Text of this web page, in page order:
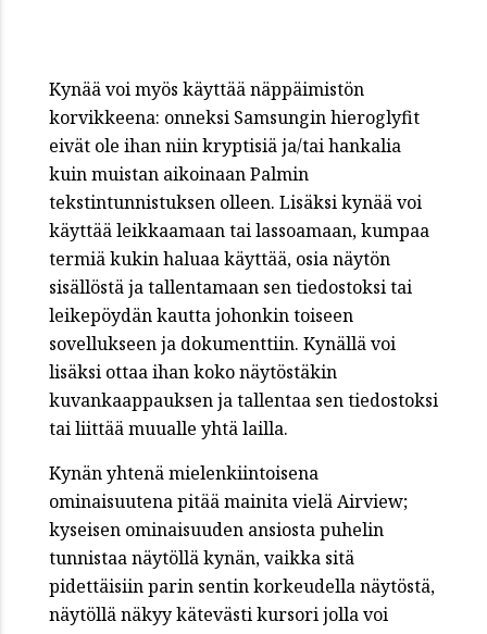
Kynää voi myös käyttää näppäimistön
korvikkeena: onneksi Samsungin hieroglyfit
eivät ole ihan niin kryptisiä ja/tai hankalia
kuin muistan aikoinaan Palmin
tekstintunnistuksen olleen. Lisäksi kynää voi
käyttää leikkaamaan tai lassoamaan, kumpaa
termiä kukin haluaa käyttää, osia näytön
sisällöstä ja tallentamaan sen tiedostoksi tai
leikepöydän kautta johonkin toiseen
sovellukseen ja dokumenttiin. Kynällä voi
lisäksi ottaa ihan koko näytöstäkin
kuvankaappauksen ja tallentaa sen tiedostoksi
tai liittää muualle yhtä lailla.
Kynän yhtenä mielenkiintoisena
ominaisuutena pitää mainita vielä Airview;
kyseisen ominaisuuden ansiosta puhelin
tunnistaa näytöllä kynän, vaikka sitä
pidettäisiin parin sentin korkeudella näytöstä,
näytöllä näkyy kätevästi kursori jolla voi